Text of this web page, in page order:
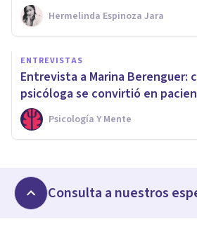
Hermelinda Espinoza Jara
ENTREVISTAS
Entrevista a Marina Berenguer:
psicóloga se convirtió en
Psicología Y Mente
Consulta a nuestros